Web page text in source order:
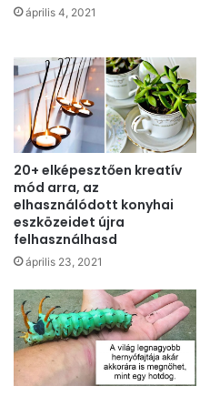
április 4, 2021
20+ elképesztően kreatív
mód arra, az
elhasználódott konyhai
eszközeidet újra
felhasználhasd
április 23, 2021